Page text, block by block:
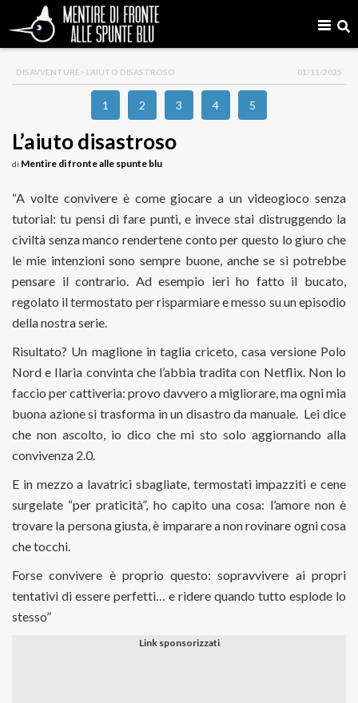
DISAVVENTURE> L’AIUTO DISASTROSO 01/11/2025
1 2 3 4 5
L’aiuto disastroso
di Mentire di fronte alle spunte blu
“A volte convivere è come giocare a un videogioco senza
tutorial: tu pensi di fare punti, e invece stai distruggendo la
civiltà senza manco rendertene conto per questo lo giuro che
le mie intenzioni sono sempre buone, anche se si potrebbe
pensare il contrario. Ad esempio ieri ho fatto il bucato,
regolato il termostato per risparmiare e messo su un episodio
della nostra serie.
Risultato? Un maglione in taglia criceto, casa versione Polo
Nord e Ilaria convinta che l’abbia tradita con Netflix. Non lo
faccio per cattiveria: provo davvero a migliorare, ma ogni mia
buona azione si trasforma in un disastro da manuale. Lei dice
che non ascolto, io dico che mi sto solo aggiornando alla
convivenza 2.0.
E in mezzo a lavatrici sbagliate, termostati impazziti e cene
surgelate “per praticità”, ho capito una cosa: l’amore non è
trovare la persona giusta, è imparare a non rovinare ogni cosa
che tocchi.
Forse convivere è proprio questo: sopravvivere ai propri
tentativi di essere perfetti… e ridere quando tutto esplode lo
stesso”